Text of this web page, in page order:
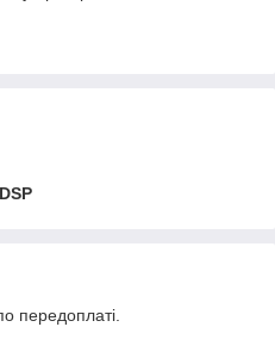
DSP
передоплаті.